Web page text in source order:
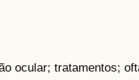
ocular; tratamentos;